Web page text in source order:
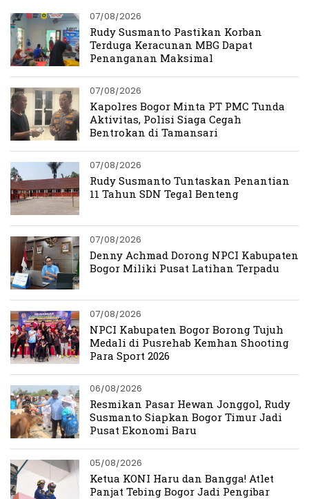
07/08/2026
Rudy Susmanto Pastikan Korban
Terduga Keracunan MBG Dapat
Penanganan Maksimal
07/08/2026
Kapolres Bogor Minta PT PMC Tunda
Aktivitas, Polisi Siaga Cegah
Bentrokan di Tamansari
07/08/2026
Rudy Susmanto Tuntaskan Penantian
11 Tahun SDN Tegal Benteng
07/08/2026
Denny Achmad Dorong NPCI Kabupaten
Bogor Miliki Pusat Latihan Terpadu
07/08/2026
NPCI Kabupaten Bogor Borong Tujuh
Medali di Pusrehab Kemhan Shooting
Para Sport 2026
06/08/2026
Resmikan Pasar Hewan Jonggol, Rudy
Susmanto Siapkan Bogor Timur Jadi
Pusat Ekonomi Baru
05/08/2026
Ketua KONI Haru dan Bangga! Atlet
Panjat Tebing Bogor Jadi Pengibar